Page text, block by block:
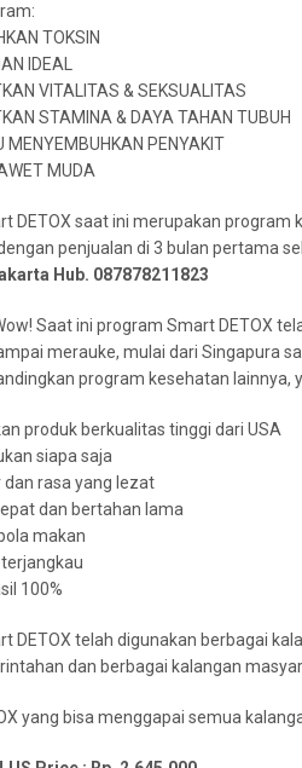
TOKSIN
IDEAL
VITALITAS & SEKSUALITAS
STAMINA & DAYA TAHAN TUBUH
MENYEMBUHKAN PENYAKIT
MUDA
DETOX saat ini merupakan program
penjualan di 3 bulan pertama
Hub. 087878211823
Saat ini program Smart DETOX
merauke, mulai dari Singapura
program kesehatan lainnya,
produk berkualitas tinggi dari USA
siapa saja
dan rasa yang lezat
dan bertahan lama
makan
100%
DETOX telah digunakan berbagai
dan berbagai kalangan
yang bisa menggapai semua